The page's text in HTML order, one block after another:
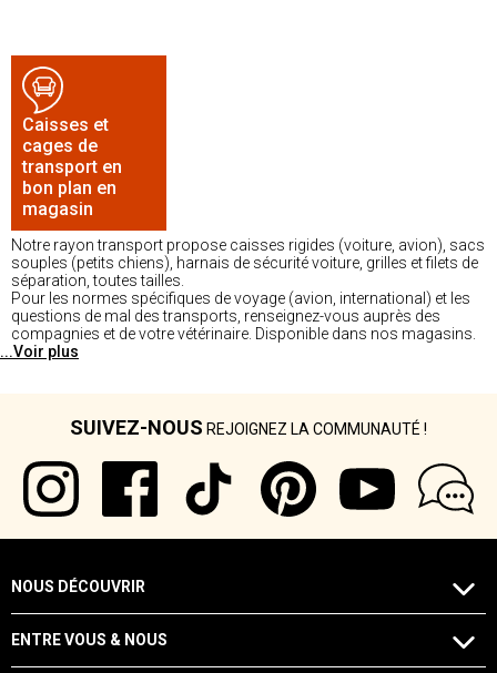
Caisses et
cages de
transport en
bon plan en
magasin
Notre rayon transport propose caisses rigides (voiture, avion), sacs
souples (petits chiens), harnais de sécurité voiture, grilles et filets de
séparation, toutes tailles.
Pour les normes spécifiques de voyage (avion, international) et les
questions de mal des transports, renseignez-vous auprès des
compagnies et de votre vétérinaire. Disponible dans nos magasins.
...Voir plus
SUIVEZ-NOUS REJOIGNEZ LA COMMUNAUTÉ !
NOUS DÉCOUVRIR
ENTRE VOUS & NOUS